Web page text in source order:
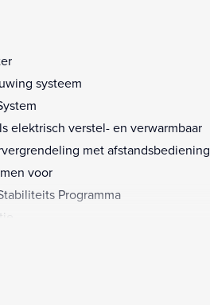
systeem
elektrisch verstel- en verwarmbaar
met afstandsbediening
voor
Programma